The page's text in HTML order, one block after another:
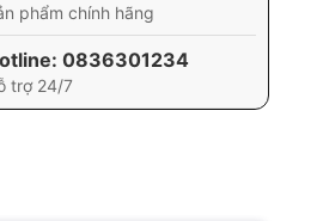
phẩm chính hãng
0836301234
trợ 24/7